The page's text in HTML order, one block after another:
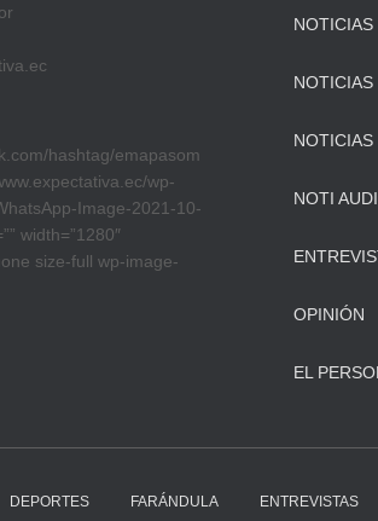
hashtag/emapasom
wp-
Image-2021-10-
width=”1280″
size-full wp-image-
NOTICIAS
NOTICIAS
NOTICIAS
NOTI
OPINIÓN
EL
DEPORTES FARÁNDULA ENTREVISTAS